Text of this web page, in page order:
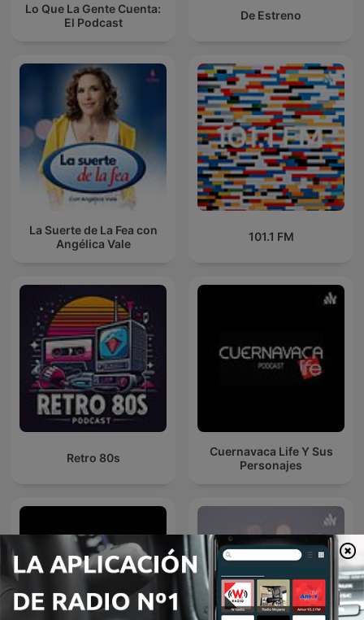
Lo Que La Gente Cuenta:
El Podcast
De Estreno
La Suerte de La Fea con
Angélica Vale
101.1 FM
Retro 80s
Cuernavaca Life Y Sus
Personajes